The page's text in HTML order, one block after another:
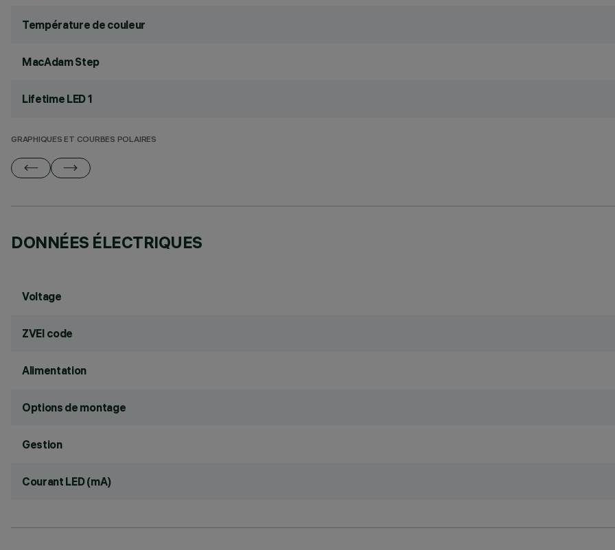
Température de couleur
MacAdam Step
Lifetime LED 1
GRAPHIQUES ET COURBES POLAIRES
DONNÉES ÉLECTRIQUES
Voltage
ZVEI code
Alimentation
Options de montage
Gestion
Courant LED (mA)